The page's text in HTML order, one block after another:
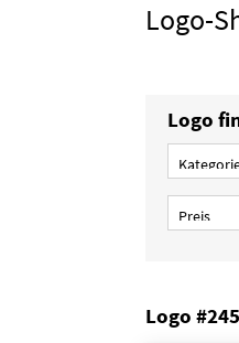
Logo-
Logo
Logo